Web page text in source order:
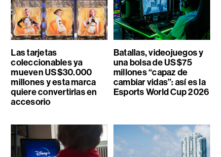
Las tarjetas
coleccionables ya
mueven US$30.000
millones y esta marca
quiere convertirlas en
accesorio
Batallas, videojuegos y
una bolsa de US$75
millones “capaz de
cambiar vidas”: así es la
Esports World Cup 2026